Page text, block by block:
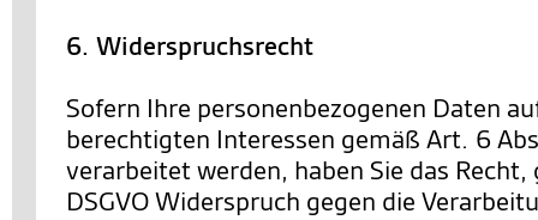
6. Widerspruchsrecht
Sofern Ihre personenbezogenen Daten
berechtigten Interessen gemäß Art. 6
verarbeitet werden, haben Sie das Recht,
DSGVO Widerspruch gegen die